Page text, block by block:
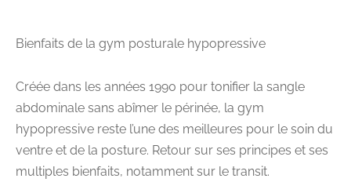
Bienfaits de la gym posturale hypopressive
Créée dans les années 1990 pour tonifier la sangle
abdominale sans abîmer le périnée, la gym
hypopressive reste l’une des meilleures pour le soin du
ventre et de la posture. Retour sur ses principes et ses
multiples bienfaits, notamment sur le transit.